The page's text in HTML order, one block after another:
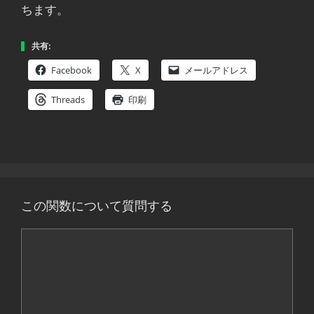
ちます。
共有:
Facebook X メールアドレス
Threads 印刷
この関数について質問する